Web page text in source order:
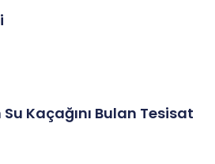
Kaçağını Bulan Tesisat